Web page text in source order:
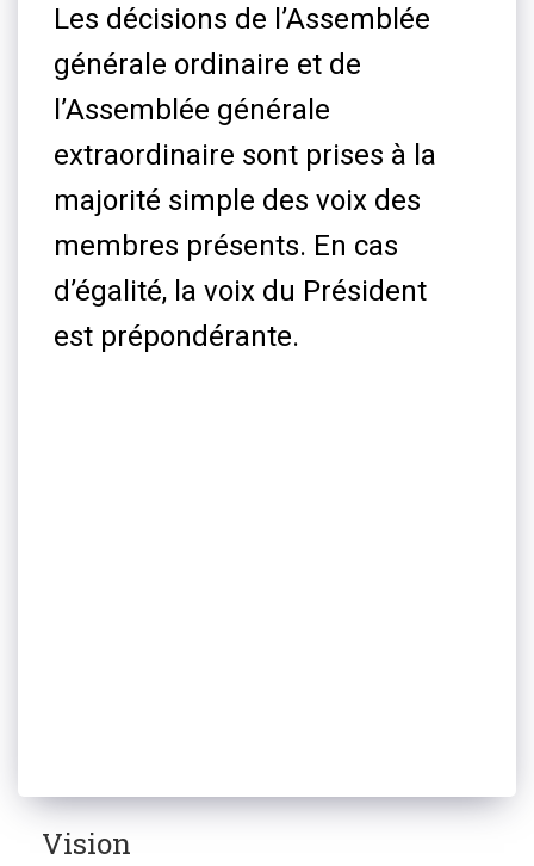
Les décisions de l’Assemblée
générale ordinaire et de
l’Assemblée générale
extraordinaire sont prises à la
majorité simple des voix des
membres présents. En cas
d’égalité, la voix du Président
est prépondérante.
Vision